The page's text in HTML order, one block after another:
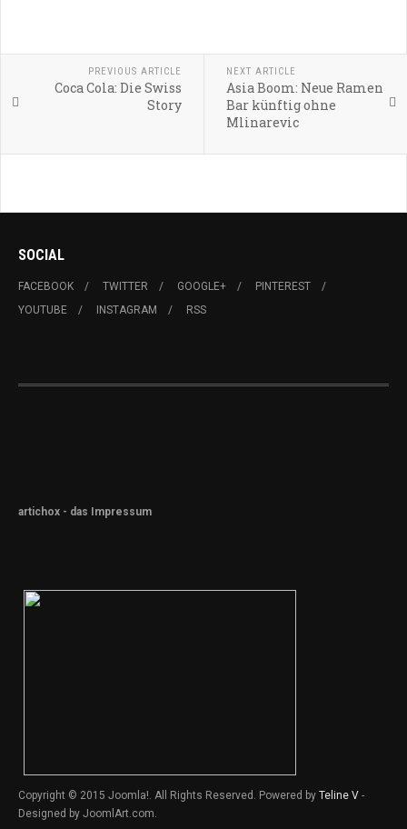
PREVIOUS ARTICLE
Coca Cola: Die Swiss
Story
NEXT ARTICLE
Asia Boom: Neue Ramen
Bar künftig ohne
Mlinarevic
SOCIAL
FACEBOOK TWITTER GOOGLE+
PINTEREST
YOUTUBE
INSTAGRAM RSS
artichox - das Impressum
Copyright © 2015 Joomla!. All Rights Reserved. Powered by Teline V -
Designed by JoomlArt.com.